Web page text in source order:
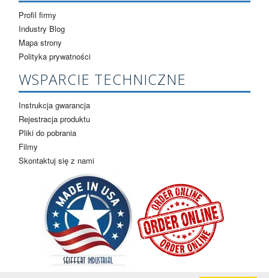
Profil firmy
Industry Blog
Mapa strony
Polityka prywatności
WSPARCIE TECHNICZNE
Instrukcja gwarancja
Rejestracja produktu
Pliki do pobrania
Filmy
Skontaktuj się z nami